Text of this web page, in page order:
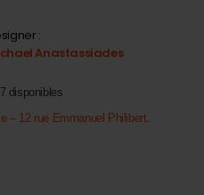
:
Anastassiades
disponibles
– 12 rue Emmanuel Philibert.